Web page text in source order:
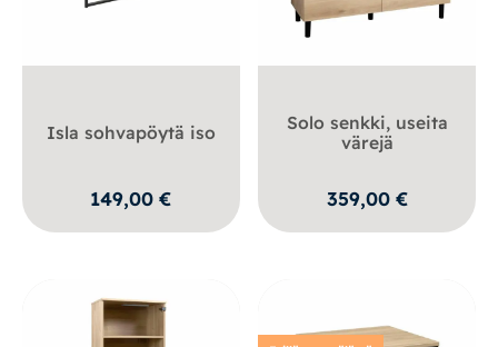
Isla sohvapöytä iso
149,00€
Solo senkki, useita
värejä
359,00 €